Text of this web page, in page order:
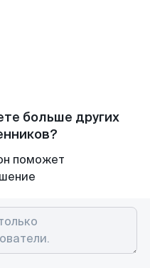
больше других
поможет